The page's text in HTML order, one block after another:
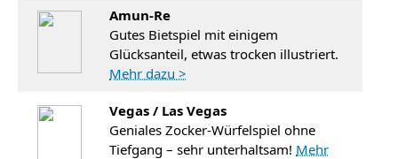
Amun-Re
Gutes Bietspiel mit einigem
Glücksanteil, etwas trocken illustriert.
Mehr dazu >
Vegas / Las Vegas
Geniales Zocker-Würfelspiel ohne
Tiefgang – sehr unterhaltsam! Mehr